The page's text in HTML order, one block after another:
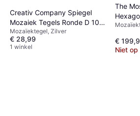
Creativ Company Spiegel
Mozaiek Tegels Ronde D 10
mm 500 Stuk
Mozaïektegel, Zilver
€ 28,99
1 winkel
The
€
Niet op